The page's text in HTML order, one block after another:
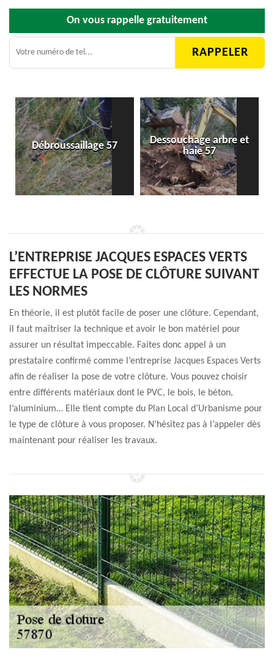
On vous rappelle gratuitement
Débroussaillage 57
Dessouchage arbre et
haie 57
L’ENTREPRISE JACQUES ESPACES VERTS
EFFECTUE LA POSE DE CLÔTURE SUIVANT
LES NORMES
En théorie, il est plutôt facile de poser une clôture. Cependant,
il faut maîtriser la technique et avoir le bon matériel pour
assurer un résultat impeccable. Faites donc appel à un
prestataire confirmé comme l’entreprise Jacques Espaces Verts
afin de réaliser la pose de votre clôture. Vous pouvez choisir
entre différents matériaux dont le PVC, le bois, le béton,
l’aluminium… Elle tient compte du Plan Local d’Urbanisme pour
le type de clôture à vous proposer. N’hésitez pas à l’appeler dès
maintenant pour réaliser les travaux.